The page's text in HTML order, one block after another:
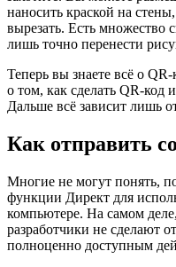
наносить краской на
вырезать. Есть множество
лишь точно перенести
Теперь вы знаете всё о
о том, как сделать QR-код
Дальше всё зависит лишь
Как отправить
Многие не могут понять,
функции Директ для
компьютере. На самом
разработчики не сделают
полноценно доступным